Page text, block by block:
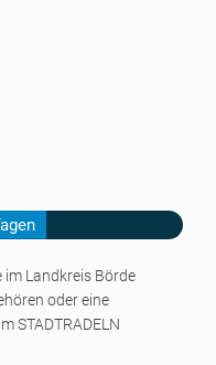
im Landkreis Börde
oder eine
STADTRADELN